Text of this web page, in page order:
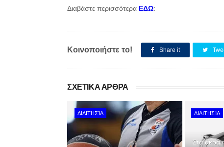
Διαβάστε περισσότερα ΕΔΩ:
Κοινοποιήστε το! Share it
ΣΧΕΤΙΚΑ ΑΡΘΡΑ
ΔΙΑΙΤΗΣΊΑ ΔΙΑΙΤΗΣΊΑ
Στα άκρα